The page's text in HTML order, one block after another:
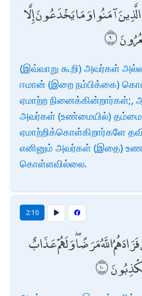
آمَنُوا وَمَا يَخْدَعُونَ إِلَّا
(இவ்வாறு கூறி) அவர்கள்
ஈமான் (இறை நம்பிக்கை)
ஏமாற்ற நினைக்கின்றார்கள்;,
அவர்கள் (உண்மையில்)
ஏமாற்றிக்கொள்கிறார்களே
எனினும் அவர்கள் (இதை)
கொள்ளவில்லை.
2:10
اللَّهُ مَرَضًا ۖ وَلَهُمْ عَذَابٌ